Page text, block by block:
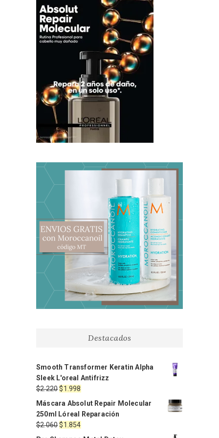
Destacados
Smooth Transformer Keratin Alpha
Sleek L'oreal Antifrizz
$2.220El
precio
original
era:
$2.220.
$1.998
precio
actual
es:
$1.998.
Máscara Absolut Repair Molecular
250ml Lóreal Reparación
$2.060El
$1.854El
precio